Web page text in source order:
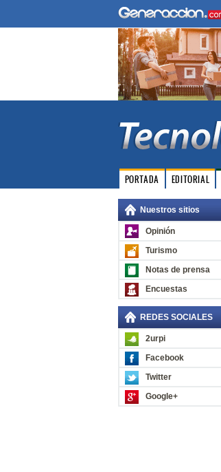
PORTADA EDITORIAL
Nuestros sitios
Opinión
Turismo
Notas de prensa
Encuestas
REDES SOCIALES
2urpi
Facebook
Twitter
Google+